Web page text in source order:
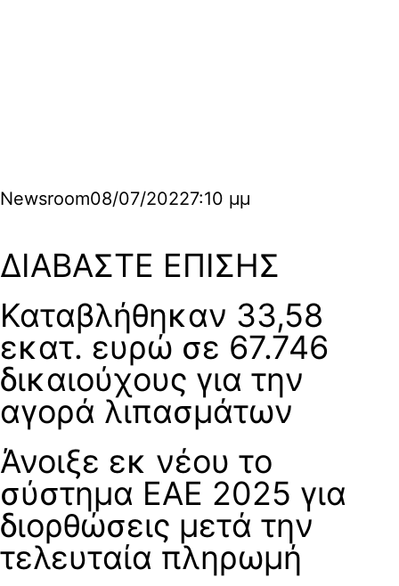
Newsroom08/07/20227:10 μμ
ΔΙΑΒΑΣΤΕ ΕΠΙΣΗΣ
Καταβλήθηκαν 33,58
εκατ. ευρώ σε 67.746
δικαιούχους για την
αγορά λιπασμάτων
Άνοιξε εκ νέου το
σύστημα ΕΑΕ 2025 για
διορθώσεις μετά την
τελευταία πληρωμή